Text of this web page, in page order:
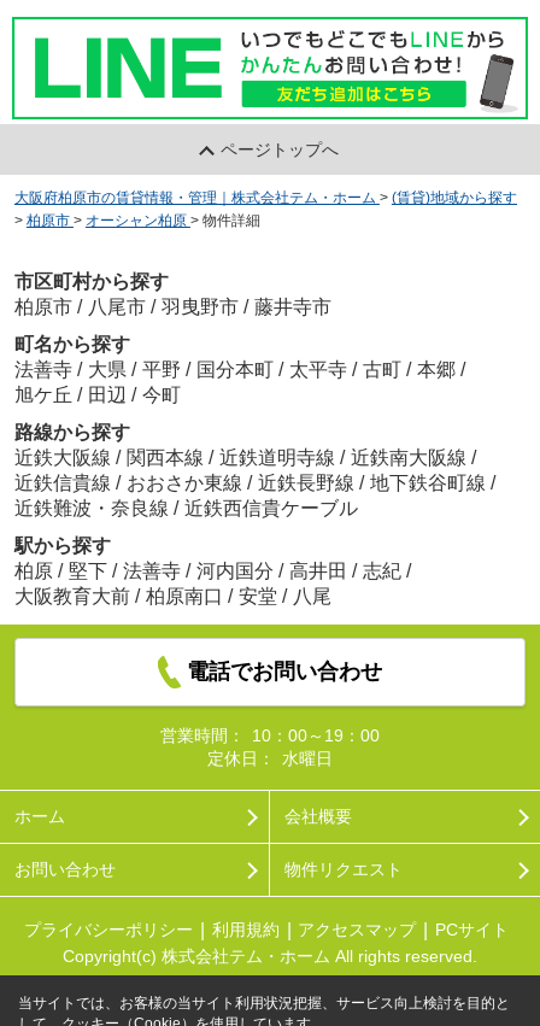
ページトップへ
大阪府柏原市の賃貸情報・管理｜株式会社テム・ホーム > (賃貸)地域から探す
> 柏原市 > オーシャン柏原 > 物件詳細
市区町村から探す
柏原市 / 八尾市 / 羽曳野市 / 藤井寺市
町名から探す
法善寺 / 大県 / 平野 / 国分本町 / 太平寺 / 古町 / 本郷 /
旭ケ丘 / 田辺 / 今町
路線から探す
近鉄大阪線 / 関西本線 / 近鉄道明寺線 / 近鉄南大阪線 /
近鉄信貴線 / おおさか東線 / 近鉄長野線 / 地下鉄谷町線 /
近鉄難波・奈良線 / 近鉄西信貴ケーブル
駅から探す
柏原 / 堅下 / 法善寺 / 河内国分 / 高井田 / 志紀 /
大阪教育大前 / 柏原南口 / 安堂 / 八尾
電話でお問い合わせ
営業時間：
10：00～19：00
定休日：
水曜日
ホーム 会社概要
お問い合わせ 物件リクエスト
プライバシーポリシー 利用規約 アクセスマップ
PCサイト
Copyright(c) 株式会社テム・ホーム All rights reserved.
当サイトでは、お客様の当サイト利用状況把握、サービス向上検討を目的と